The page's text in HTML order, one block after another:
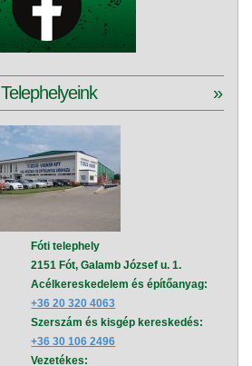
Telephelyeink »
Fóti telephely
2151 Fót, Galamb József u. 1.
Acélkereskedelem és építőanyag:
+36 20 320 4063
Szerszám és kisgép kereskedés:
+36 30 106 2496
Vezetékes: